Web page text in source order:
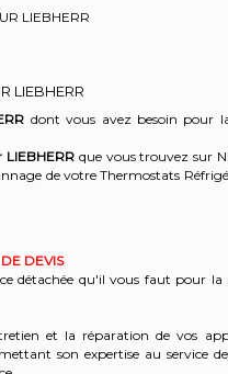
LIEBHERR
LIEBHERR
dont vous avez besoin pour
LIEBHERR que vous trouvez sur
de votre Thermostats
DEVIS
détachée qu'il vous faut pour
et la réparation de vos
son expertise au service